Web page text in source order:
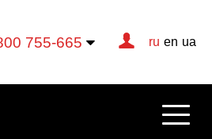
755-665 ru en ua